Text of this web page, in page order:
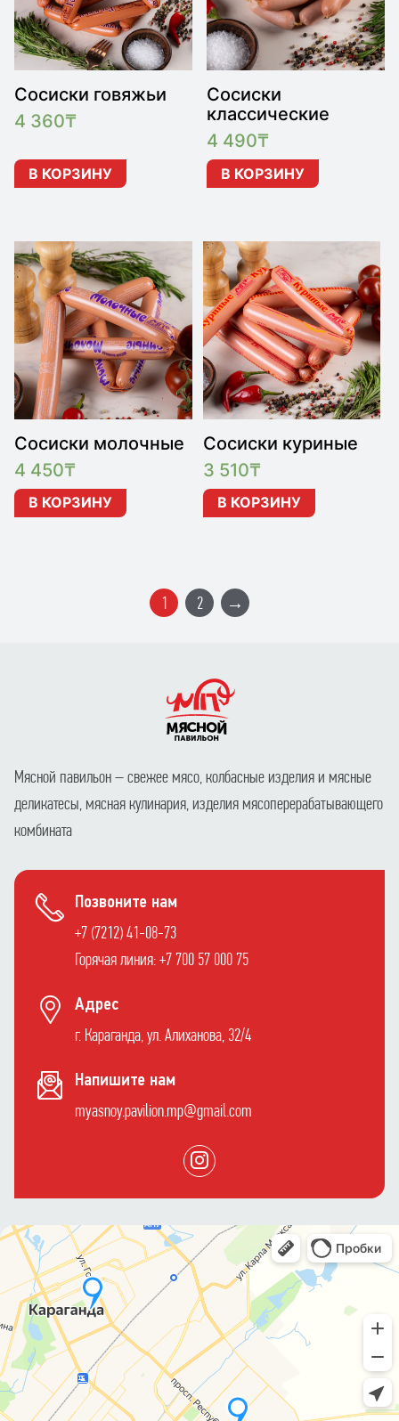
Сосиски говяжьи
4 360₸
В КОРЗИНУ
Сосиски
классические
4 490₸
В КОРЗИНУ
Сосиски молочные
4 450₸
В КОРЗИНУ
Сосиски куриные
3 510₸
В КОРЗИНУ
1 2 →
Мясной павильон – свежее мясо, колбасные изделия и мясные
деликатесы, мясная кулинария, изделия мясоперерабатывающего
комбината
Позвоните нам
+7 (7212) 41-08-73
Горячая линия: +7 700 57 000 75
Адрес
г. Караганда, ул. Алиханова, 32/4
Напишите нам
myasnoy.pavilion.mp@gmail.com